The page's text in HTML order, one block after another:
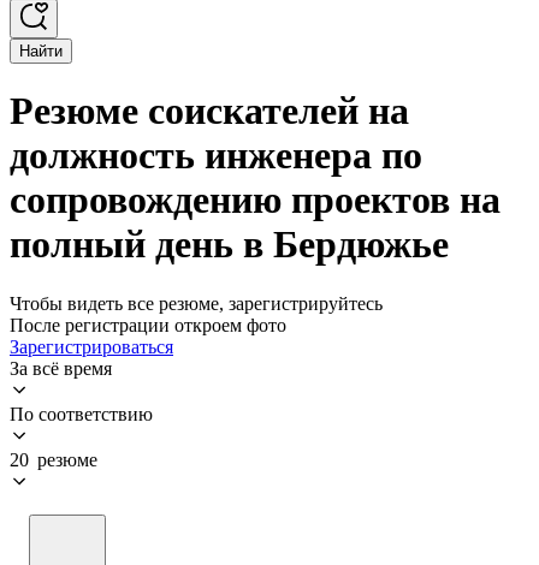
Найти
Резюме соискателей на
должность инженера по
сопровождению проектов на
полный день в Бердюжье
Чтобы видеть все резюме, зарегистрируйтесь
После регистрации откроем фото
Зарегистрироваться
За всё время
По соответствию
20 резюме